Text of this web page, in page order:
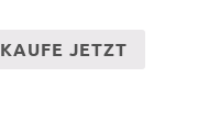
KAUFE JETZT